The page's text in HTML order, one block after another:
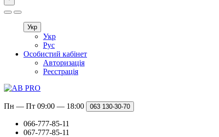
Укр
Укр
Рус
Особистий кабінет
Авторизація
Реєстрація
Пн — Пт 09:00 — 18:00 063 130-30-70
066-777-85-11
067-777-85-11